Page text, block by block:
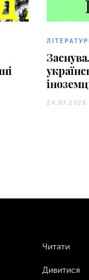
24.07.2026
Читати
Дивитися